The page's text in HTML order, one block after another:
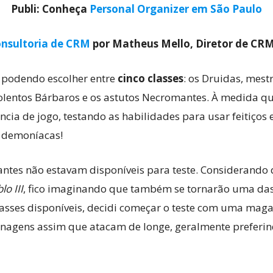
Publi: Conheça Personal Organizer em São Paulo
de CRM por Matheus Mello, Diretor de
escolher entre cinco classes: os Druidas,
Bárbaros e os astutos Necromantes. À medida
de jogo, testando as habilidades para usar feitiços
não estavam disponíveis para teste.
III, fico imaginando que também se tornarão uma
disponíveis, decidi começar o teste com uma
assim que atacam de longe, geralmente